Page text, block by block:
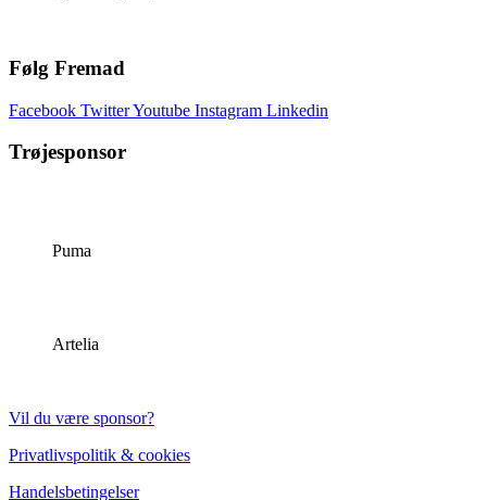
Følg Fremad
Facebook TwitterYoutube Instagram Linkedin
Trøjesponsor
Puma
Artelia
Vil du være sponsor?
Privatlivspolitik & cookies
Handelsbetingelser